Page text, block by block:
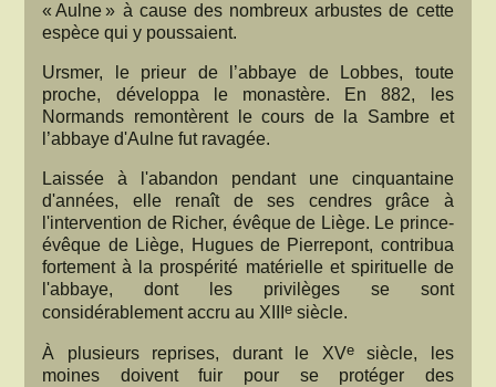
« Aulne » à cause des nombreux arbustes de cette
espèce qui y poussaient.
Ursmer, le prieur de l’abbaye de Lobbes, toute
proche, développa le monastère. En 882, les
Normands remontèrent le cours de la Sambre et
l’abbaye d'Aulne fut ravagée.
Laissée à l'abandon pendant une cinquantaine
d'années, elle renaît de ses cendres grâce à
l'intervention de Richer, évêque de Liège. Le prince-
évêque de Liège, Hugues de Pierrepont, contribua
fortement à la prospérité matérielle et spirituelle de
l'abbaye, dont les privilèges se sont
considérablement accru au XIIIe siècle.
À plusieurs reprises, durant le XVesiècle, les
moines doivent fuir pour se protéger des